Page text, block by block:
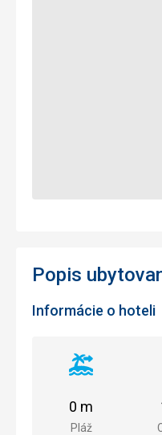
Popis
Informácie o hoteli
Vzdialenosť
pláže
Pláž
0 m